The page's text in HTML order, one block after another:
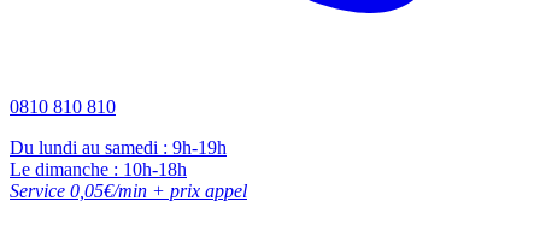
0810 810 810
Du lundi au samedi : 9h-19h
Le dimanche : 10h-18h
Service 0,05€/min + prix appel